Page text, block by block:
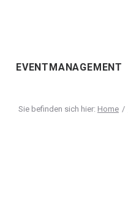
EVENTMANAGEMENT
Home